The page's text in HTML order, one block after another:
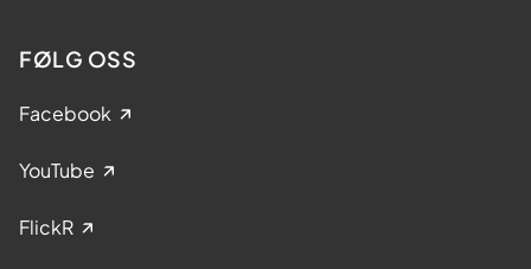
FØLG OSS
Facebook
YouTube
FlickR